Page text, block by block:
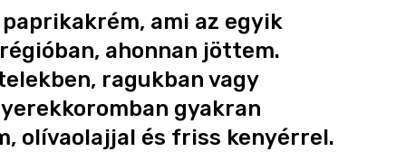
ami az egyik
ahonnan jöttem.
ragukban vagy
gyakran
olívaolajjal és friss kenyérrel.